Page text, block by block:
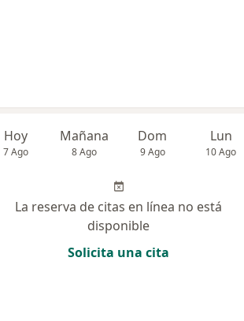
Hoy
7 Ago
Mañana
8 Ago
Dom
9 Ago
Lun
10 Ago
La reserva de citas en línea no está
disponible
Solicita una cita